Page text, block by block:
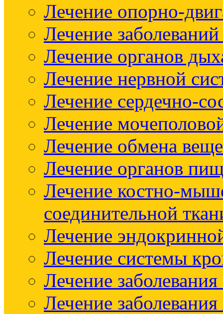
Лечение опорно-
Лечение
Лечение органов
Лечение нервной
Лечение сердечно-
Лечение
Лечение обмена
Лечение органов
Лечение костно-
соединительной
Лечение
Лечение системы
Лечение
Лечение